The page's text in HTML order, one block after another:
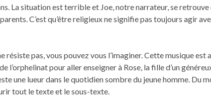
La situation est terrible et Joe, notre narrateur, se
C’est qu’être religieux ne signifie pas toujours agir
pas, vous pouvez vous l’imaginer. Cette musique est
l’orphelinat pour aller enseigner à Rose, la fille d’un
une lueur dans le quotidien sombre du jeune homme. Du
tout le texte et le sous-texte.